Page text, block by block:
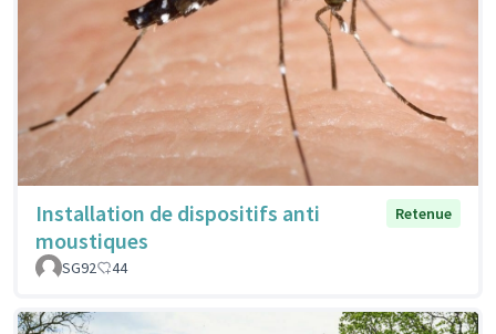
Installation de dispositifs anti
moustiques
Retenue
SG92 44